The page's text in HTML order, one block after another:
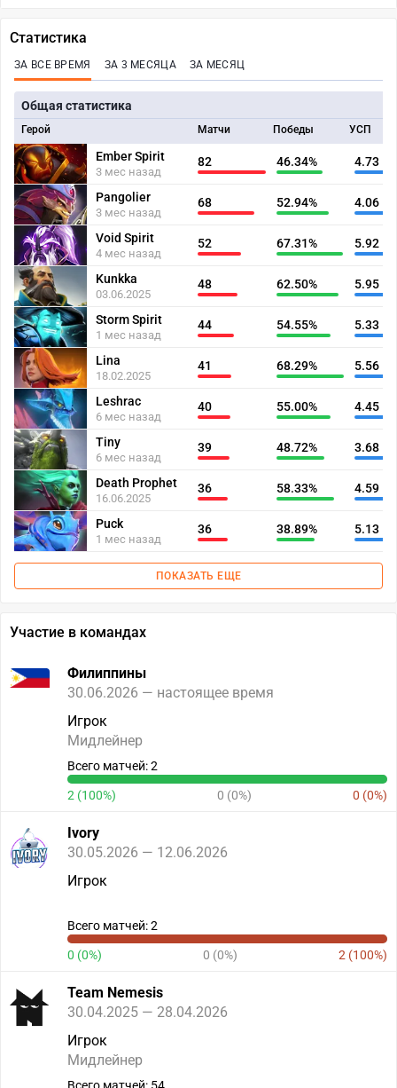
Статистика
ЗА ВСЕ ВРЕМЯ ЗА 3 МЕСЯЦА ЗА МЕСЯЦ
Общая статистика
Герой Матчи Победы УСП
Ember Spirit
3 мес назад
82 46.34% 4.73
Pangolier
3 мес назад
68 52.94% 4.06
Void Spirit
4 мес назад
52 67.31% 5.92
Kunkka
03.06.2025
48 62.50% 5.95
Storm Spirit
1 мес назад
44 54.55% 5.33
Lina
18.02.2025
41 68.29% 5.56
Leshrac
6 мес назад
40 55.00% 4.45
Tiny
6 мес назад
39 48.72% 3.68
Death Prophet
16.06.2025
36 58.33% 4.59
Puck
1 мес назад
36 38.89% 5.13
ПОКАЗАТЬ ЕЩЕ
Участие в командах
Филиппины
30.06.2026 — настоящее время
Игрок
Мидлейнер
Всего матчей: 2
2 (100%) 0 (0%) 0 (0%)
Ivory
30.05.2026 — 12.06.2026
Игрок
Всего матчей: 2
0 (0%) 0 (0%) 2 (100%)
Team Nemesis
30.04.2025 — 28.04.2026
Игрок
Мидлейнер